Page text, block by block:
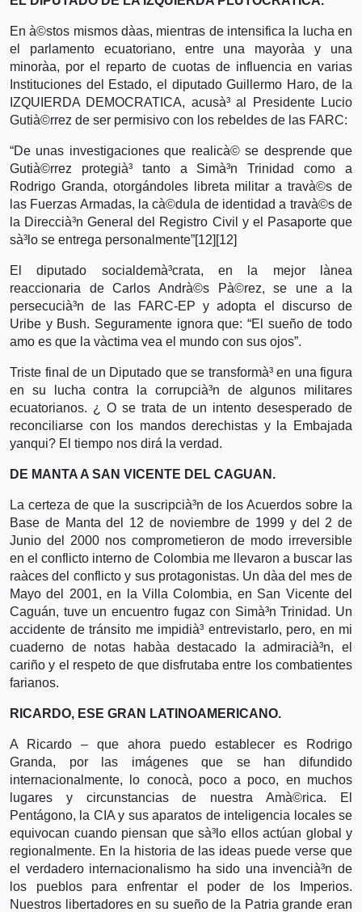
En à©stos mismos dà­as, mientras de intensifica la lucha en
el parlamento ecuatoriano, entre una mayorà­a y una
minorà­a, por el reparto de cuotas de influencia en varias
Instituciones del Estado, el diputado Guillermo Haro, de la
IZQUIERDA DEMOCRATICA, acusà³ al Presidente Lucio
Gutià©rrez de ser permisivo con los rebeldes de las FARC:
“De unas investigaciones que realicà© se desprende que
Gutià©rrez protegià³ tanto a Simà³n Trinidad como a
Rodrigo Granda, otorgándoles libreta militar a travà©s de
las Fuerzas Armadas, la cà©dula de identidad a travà©s de
la Direccià³n General del Registro Civil y el Pasaporte que
sà³lo se entrega personalmente”[12][12]
El diputado socialdemà³crata, en la mejor là­nea
reaccionaria de Carlos Andrà©s Pà©rez, se une a la
persecucià³n de las FARC-EP y adopta el discurso de
Uribe y Bush. Seguramente ignora que: “El sueño de todo
amo es que la và­ctima vea el mundo con sus ojos”.
Triste final de un Diputado que se transformà³ en una figura
en su lucha contra la corrupcià³n de algunos militares
ecuatorianos. ¿ O se trata de un intento desesperado de
reconciliarse con los mandos derechistas y la Embajada
yanqui? El tiempo nos dirá la verdad.
DE MANTA A SAN VICENTE DEL CAGUAN.
La certeza de que la suscripcià³n de los Acuerdos sobre la
Base de Manta del 12 de noviembre de 1999 y del 2 de
Junio del 2000 nos comprometieron de modo irreversible
en el conflicto interno de Colombia me llevaron a buscar las
raà­ces del conflicto y sus protagonistas. Un dà­a del mes de
Mayo del 2001, en la Villa Colombia, en San Vicente del
Caguán, tuve un encuentro fugaz con Simà³n Trinidad. Un
accidente de tránsito me impidià³ entrevistarlo, pero, en mi
cuaderno de notas habà­a destacado la admiracià³n, el
cariño y el respeto de que disfrutaba entre los combatientes
farianos.
RICARDO, ESE GRAN LATINOAMERICANO.
A Ricardo – que ahora puedo establecer es Rodrigo
Granda, por las imágenes que se han difundido
internacionalmente, lo conocà­, poco a poco, en muchos
lugares y circunstancias de nuestra Amà©rica. El
Pentágono, la CIA y sus aparatos de inteligencia locales se
equivocan cuando piensan que sà³lo ellos actúan global y
regionalmente. En la historia de las ideas puede verse que
el verdadero internacionalismo ha sido una invencià³n de
los pueblos para enfrentar el poder de los Imperios.
Nuestros libertadores en su sueño de la Patria grande eran